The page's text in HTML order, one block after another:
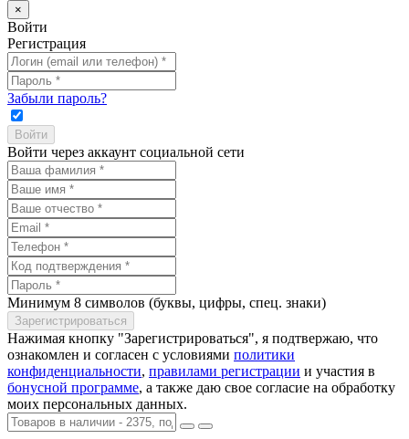
×
Войти
Регистрация
Забыли пароль?
Войти через аккаунт социальной сети
Минимум 8 символов (буквы, цифры, спец. знаки)
Нажимая кнопку "Зарегистрироваться", я подтвержаю, что
ознакомлен и согласен с условиями политики
конфиденциальности, правилами регистрации и участия в
бонусной программе, а также даю свое согласие на обработку
моих персональных данных.